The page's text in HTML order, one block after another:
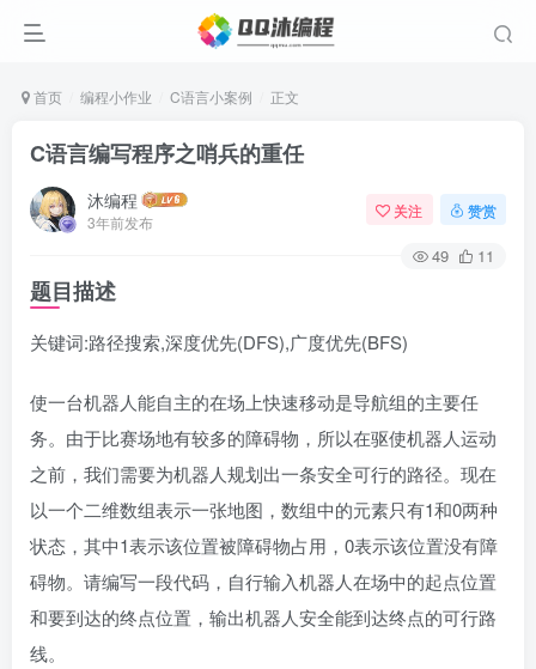
首页 编程小作业 C语言小案例 正文
C语言编写程序之哨兵的重任
沐编程
3年前发布
关注 赞赏
49 11
题目描述
关键词:路径搜索,深度优先(DFS),广度优先(BFS)
使一台机器人能自主的在场上快速移动是导航组的主要任
务。由于比赛场地有较多的障碍物，所以在驱使机器人运动
之前，我们需要为机器人规划出一条安全可行的路径。现在
以一个二维数组表示一张地图，数组中的元素只有1和0两种
状态，其中1表示该位置被障碍物占用，0表示该位置没有障
碍物。请编写一段代码，自行输入机器人在场中的起点位置
和要到达的终点位置，输出机器人安全能到达终点的可行路
线。